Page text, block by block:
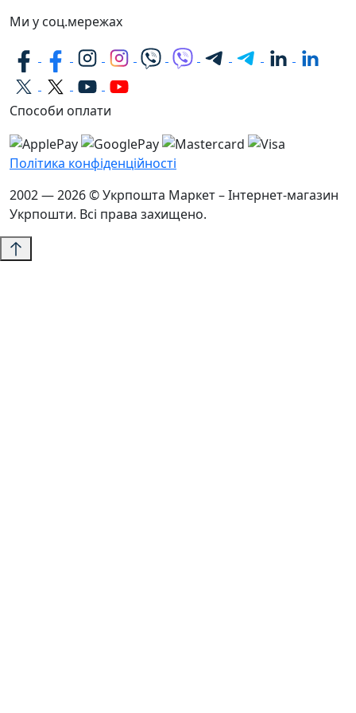
Ми у соц.мережах
Способи оплати
Політика конфіденційності
2002 — 2026 © Укрпошта Маркет – Інтернет-магазин
Укрпошти. Всі права захищено.